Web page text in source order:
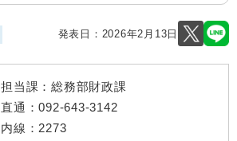
発表日： 2026年2月13日
担当課： 総務部財政課
直通：092-643-3142
内線： 2273